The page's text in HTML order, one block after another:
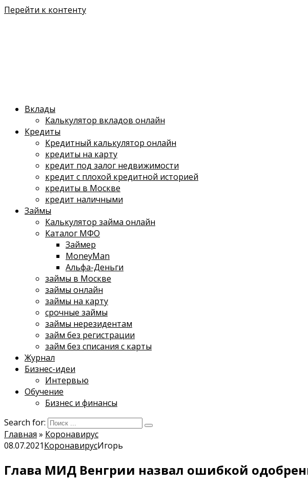
Перейти к контенту
Вклады
Калькулятор вкладов онлайн
Кредиты
Кредитный калькулятор онлайн
кредиты на карту
кредит под залог недвижимости
кредит с плохой кредитной историей
кредиты в Москве
кредит наличными
Займы
Калькулятор займа онлайн
Каталог МФО
Займер
MoneyMan
Альфа-Деньги
займы в Москве
займы онлайн
займы на карту
срочные займы
займы нерезидентам
займ без регистрации
займ без списания с карты
Журнал
Бизнес-идеи
Интервью
Обучение
Бизнес и финансы
Search for:
Главная » Коронавирус
08.07.2021КоронавирусИгорь
Глава МИД Венгрии назвал ошибкой